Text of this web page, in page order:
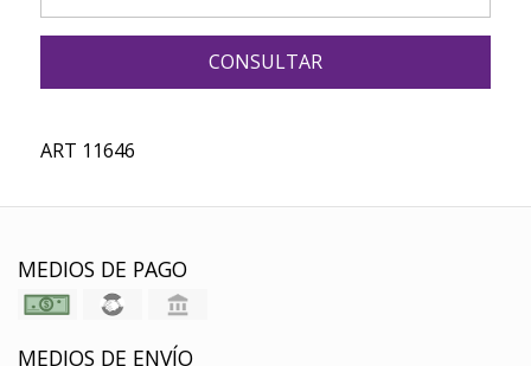
CONSULTAR
ART 11646
MEDIOS DE PAGO
MEDIOS DE ENVÍO